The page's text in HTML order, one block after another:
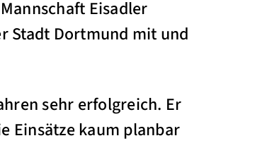
Eisadler
Stadt Dortmund mit und
sehr erfolgreich. Er
Einsätze kaum planbar